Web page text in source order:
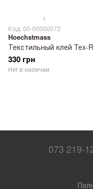
1
Код: 00-00000072
Hoechstmass
Текстильный клей Tex-
330 грн
Нет в наличии
073 219-